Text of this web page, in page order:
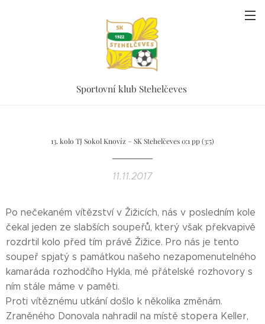
Sportovní klub Stehelčeves
13. kolo TJ Sokol Knovíz – SK Stehelčeves 0:1 pp (3:5)
11.11.2017
Po nečekaném vítězství v Žižicích, nás v posledním kole
čekal jeden ze slabších soupeřů, který však překvapivě
rozdrtil kolo před tím právě Žižice. Pro nás je tento
soupeř spjatý s památkou našeho nezapomenutelného
kamaráda rozhodčího Hykla, mé přátelské rozhovory s
ním stále máme v paměti.
Proti vítěznému utkání došlo k několika změnám.
Zraněného Donovala nahradil na místě stopera Keller,